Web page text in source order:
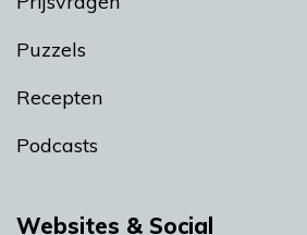
Puzzels
Recepten
Podcasts
Websites & Social